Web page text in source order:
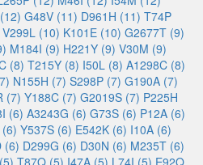
G48V (11) D961H (11) T74P
V299L (10) K101E (10) G2677T (9)
M184I (9) H221Y (9) V30M (9)
(8) T215Y (8) I50L (8) A1298C (8)
N155H (7) S298P (7) G190A (7)
(7) Y188C (7) G2019S (7) P225H
(6) A3243G (6) G73S (6) P12A (6)
Y537S (6) E542K (6) I10A (6)
(6) D299G (6) D30N (6) M235T (6)
T87Q (5) I47A (5) L74I (5) E92Q